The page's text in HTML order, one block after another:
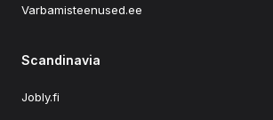
Varbamisteenused.ee
Scandinavia
Jobly.fi